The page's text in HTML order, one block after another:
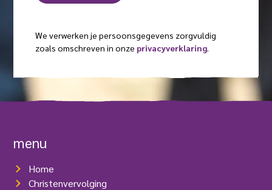
e
t
)
e
l
m
(
e
e
)
(
e
s
t
We verwerken je persoonsgegevens zorgvuldig
zoals omschreven in onze privacyverklaring.
menu
Home
Christenvervolging